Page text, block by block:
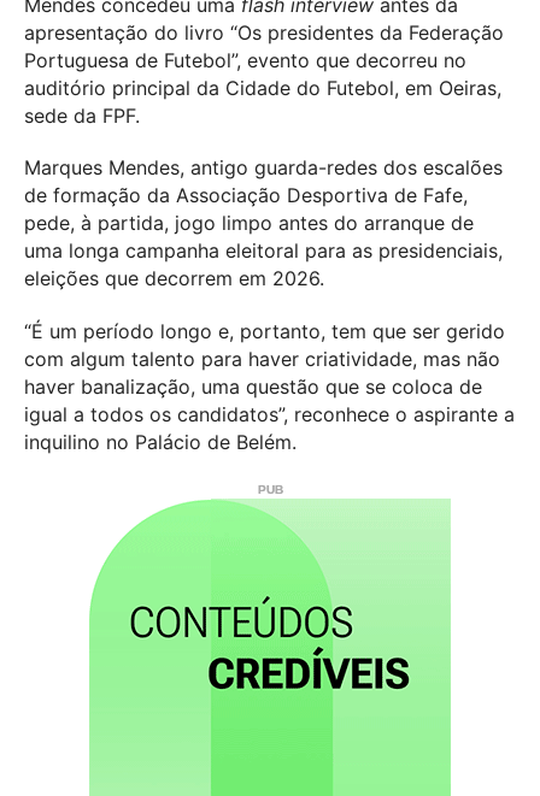
apresentação do livro “Os presidentes da Federação
Portuguesa de Futebol”, evento que decorreu no
auditório principal da Cidade do Futebol, em Oeiras,
sede da FPF.
Marques Mendes, antigo guarda-redes dos escalões
de formação da Associação Desportiva de Fafe,
pede, à partida, jogo limpo antes do arranque de
uma longa campanha eleitoral para as presidenciais,
eleições que decorrem em 2026.
“É um período longo e, portanto, tem que ser gerido
com algum talento para haver criatividade, mas não
haver banalização, uma questão que se coloca de
igual a todos os candidatos”, reconhece o aspirante a
inquilino no Palácio de Belém.